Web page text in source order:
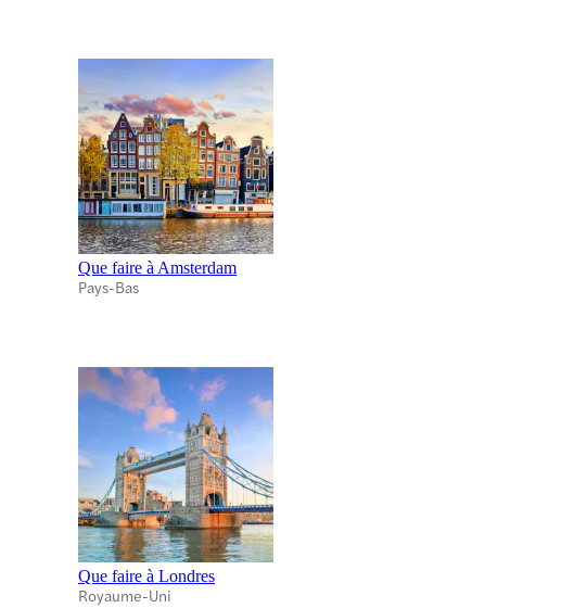
Que faire à Amsterdam
Pays-Bas
Que faire à Londres
Royaume-Uni